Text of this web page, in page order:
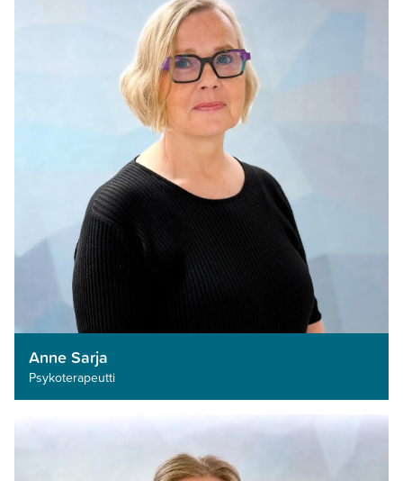
Anne Sarja
Psykoterapeutti